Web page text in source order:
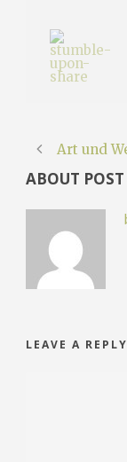
Art und
ABOUT
LEAVE A REPLY